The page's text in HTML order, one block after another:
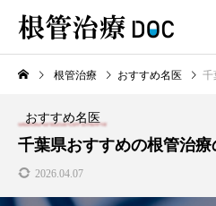
TOP 根管治療
新着記事
根管治療
根管治療 おすすめ名医 千
おすすめ名医
千葉県おすすめの根管治療
2026.04.07